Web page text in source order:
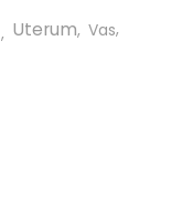
Uterum Vas